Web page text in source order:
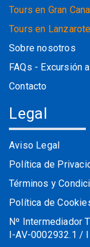
Tours en Gran
Tours en Lanzarote
Sobre nosotros
FAQs - Excursión
Contacto
Legal
Aviso Legal
Política de
Términos y
Política de
Nº Intermediador
I-AV-0002932.1 /